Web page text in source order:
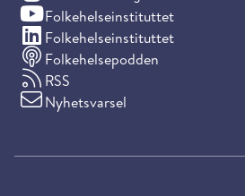
Folkehelseinstituttet
(YouTube)
Folkehelseinstituttet
(LinkedIn)
Folkehelsepodden
RSS
Nyhetsvarsel